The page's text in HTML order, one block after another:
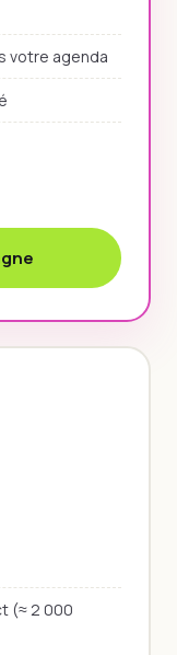
votre agenda
(≈ 2 000